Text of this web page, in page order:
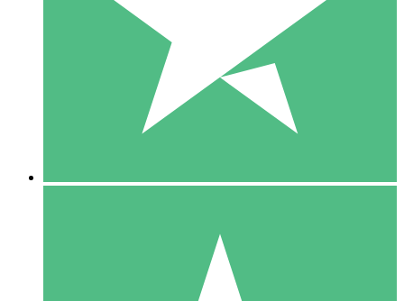
1000
10 Downloads
20 00